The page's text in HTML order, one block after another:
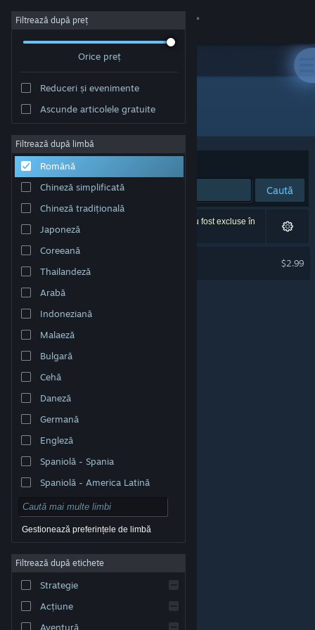
Conectează-te
Despre
Asistență
Schimbă limba
Vezi site în versiunea pentru desktop
© Valve Corporation. Toate drepturile rezervate. Toate
respectivi în SUA și celelalte țări.
Acordul Steam pentru abonați
Cookie-uri
Filtrează după preț
Orice preț
Reduceri și evenimente
Ascunde articolele gratuite
Filtrează după limbă
Română
Chineză simplificată
Chineză tradițională
Japoneză
Coreeană
Thailandeză
Arabă
Indoneziană
Malaeză
Bulgară
Cehă
Daneză
Germană
Engleză
Spaniolă - Spania
Spaniolă - America Latină
Gestionează preferințele de limbă
Filtrează după etichete
Strategie
Acțiune
Aventură
Dezvoltator: IV Productions
Sortează după
Caută
1 rezultat corespunde cu căutarea ta. 23 titluri au fost excluse în
funcție de preferințele tale.
$2.99